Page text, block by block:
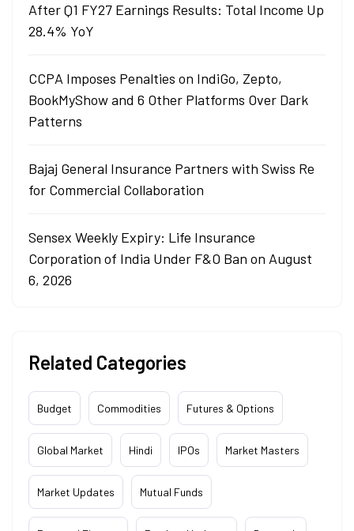
After Q1 FY27 Earnings Results: Total Income Up
28.4% YoY
CCPA Imposes Penalties on IndiGo, Zepto,
BookMyShow and 6 Other Platforms Over Dark
Patterns
Bajaj General Insurance Partners with Swiss Re
for Commercial Collaboration
Sensex Weekly Expiry: Life Insurance
Corporation of India Under F&O Ban on August
6, 2026
Related Categories
Budget Commodities Futures & Options
Global Market Hindi IPOs Market Masters
Market Updates Mutual Funds